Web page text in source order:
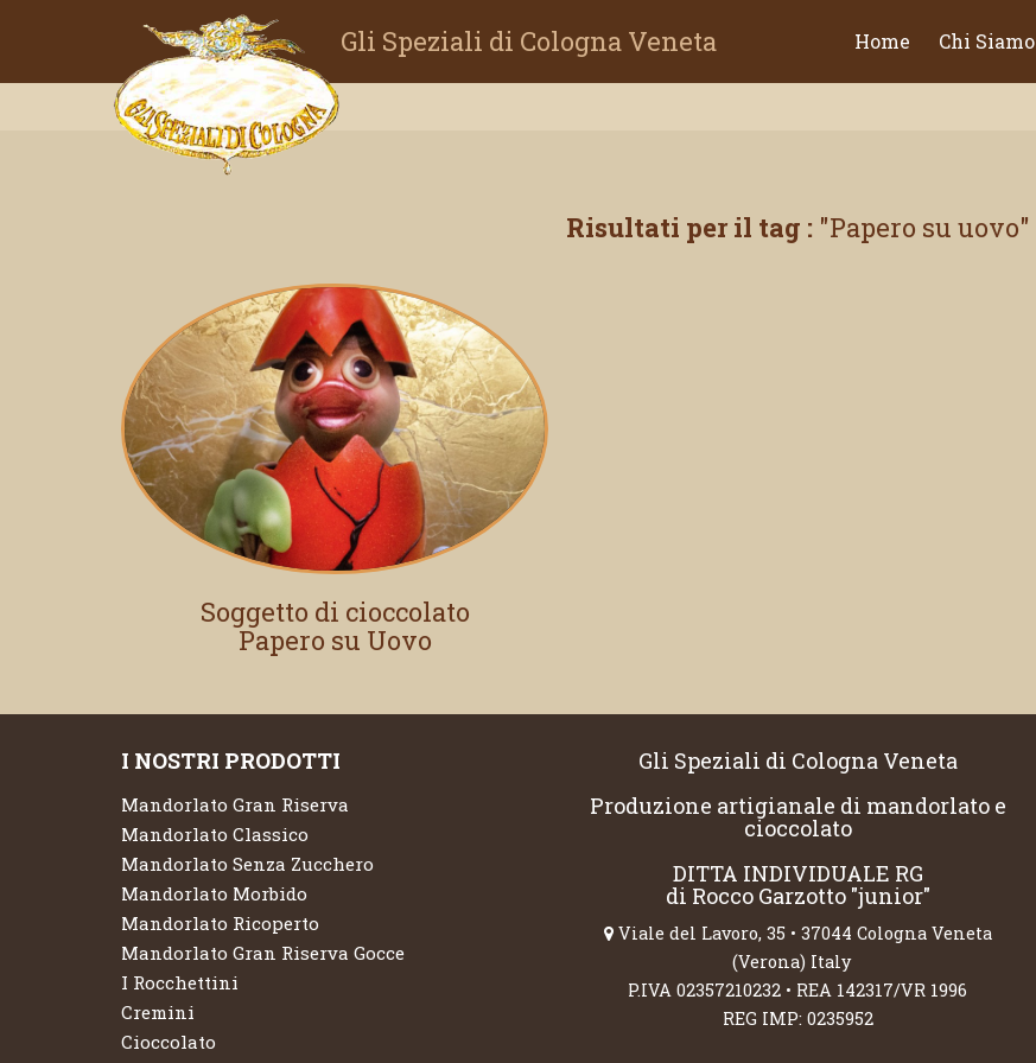
Gli Speziali di Cologna Veneta Home Chi Siamo
Risultati per il tag : Papero su uovo
Soggetto di cioccolato
Papero su Uovo
I NOSTRI PRODOTTI
Mandorlato Gran Riserva
Mandorlato Classico
Mandorlato Senza Zucchero
Mandorlato Morbido
Mandorlato Ricoperto
Mandorlato Gran Riserva Gocce
I Rocchettini
Cremini
Cioccolato
Gli Speziali di Cologna Veneta
Produzione artigianale di mandorlato e
cioccolato
DITTA INDIVIDUALE RG
di Rocco Garzotto "junior"
Viale del Lavoro, 35 • 37044 Cologna Veneta
(Verona) Italy
P.IVA 02357210232 • REA 142317/VR 1996
REG IMP: 0235952